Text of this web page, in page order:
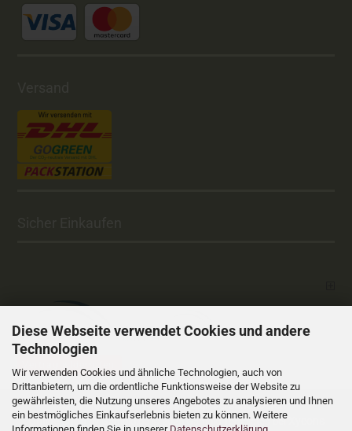
Diese Webseite verwendet Cookies und andere
Technologien
Wir verwenden Cookies und ähnliche Technologien, auch von
Drittanbietern, um die ordentliche Funktionsweise der Website zu
gewährleisten, die Nutzung unseres Angebotes zu analysieren und Ihnen
ein bestmögliches Einkaufserlebnis bieten zu können. Weitere
Alle Preise sind inkl. MwSt., zzgl.Versandkosten
Online Shopby Gambio.de © 2025 Gambio Templates bei